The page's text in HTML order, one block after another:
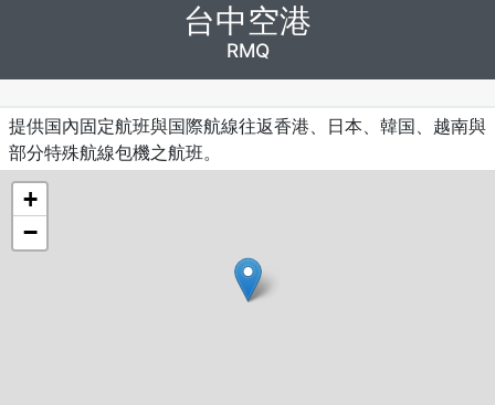
台中空港
RMQ
Introduction
提供国內固定航班與国際航線往返香港、日本、韓国、越南與
部分特殊航線包機之航班。
+
−